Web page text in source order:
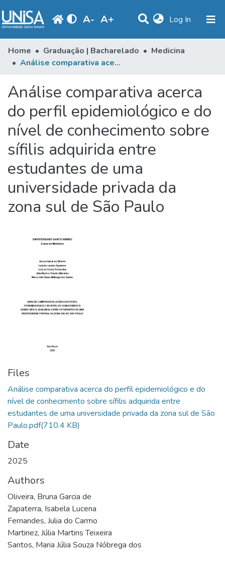
A- A+ Log In (current)
Statistics
Communities & Collections
Browse
Produção Docente
Library
Periodicals
Home Graduação | Bacharelado
Medicina
Análise comparativa acerca do perfil epidemiológico e do nível de conhecimento sobre sífilis adquirida entre estudantes de uma universidade privada da zona sul de São Paulo
Análise comparativa acerca
do perfil epidemiológico e do
nível de conhecimento sobre
sífilis adquirida entre
estudantes de uma
universidade privada da
zona sul de São Paulo
Files
Análise comparativa acerca do perfil epidemiológico e do
nível de conhecimento sobre sífilis adquirida entre
estudantes de uma universidade privada da zona sul de São
Paulo.pdf(710.4 KB)
Date
2025
Authors
Oliveira, Bruna Garcia de
Zapaterra, Isabela Lucena
Fernandes, Julia do Carmo
Martinez, Júlia Martins Teixeira
Santos, Maria Júlia Souza Nóbrega dos